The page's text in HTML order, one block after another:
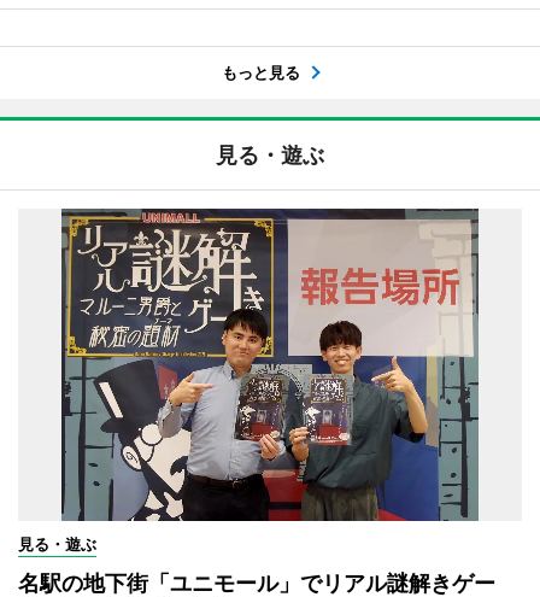
もっと見る
見る・遊ぶ
見る・遊ぶ
名駅の地下街「ユニモール」でリアル謎解きゲー